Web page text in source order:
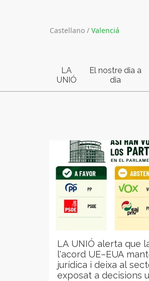
Castellano / Valenciá
LA
UNIÓ
El nostre dia a
dia
LA UNIÓ alerta que
l'acord UE–EUA
jurídica i deixa al
exposat a decisions